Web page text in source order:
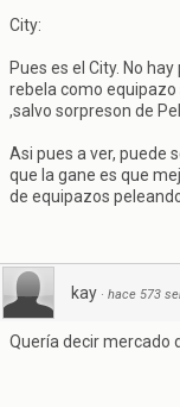
City:
Pues es el City. No
rebela como equipazo
,salvo sorpreson de
Asi pues a ver, puede
que la gane es que
de equipazos
kay · hace 573
Quería decir mercado